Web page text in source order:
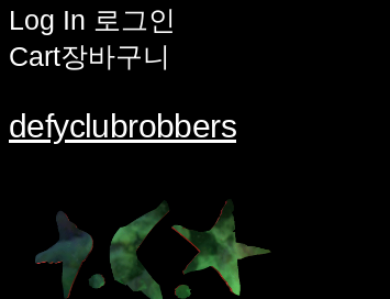
Log In 로그인
Cart장바구니
defyclubrobbers